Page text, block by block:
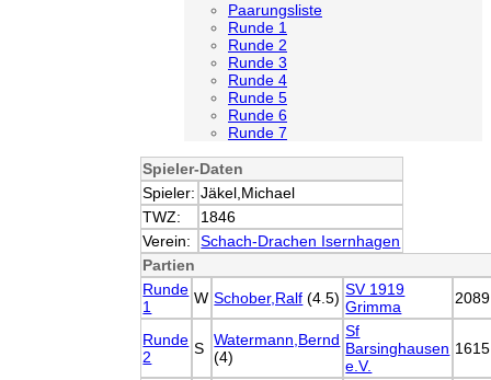
Paarungsliste
Runde 1
Runde 2
Runde 3
Runde 4
Runde 5
Runde 6
Runde 7
Spieler-Daten
Spieler: Jäkel,Michael
TWZ:
1846
Verein:
Schach-Drachen Isernhagen
Partien
Runde
1
W Schober,Ralf (4.5) SV 1919
Grimma
2089
Runde
2
S Watermann,Bernd
(4)
Sf
Barsinghausen
e.V.
1615